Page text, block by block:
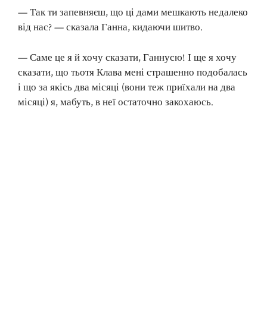
— Так ти запевняєш, що ці дами мешкають недалеко
від нас? — сказала Ганна, кидаючи шитво.
— Саме це я й хочу сказати, Ганнусю! І ще я хочу
сказати, що тьотя Клава мені страшенно подобалась
і що за якісь два місяці (вони теж приїхали на два
місяці) я, мабуть, в неї остаточно закохаюсь.